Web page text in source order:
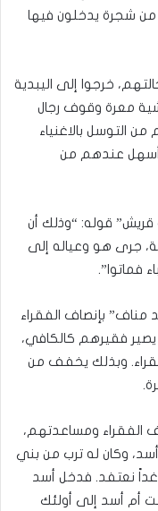
من شجرة يدخلون فيها
خرجوا إلى اليبدية
معرة وقوف رجال
التوسل بالاغنياء
أسهل عندهم من
قوله: “وذلك أن
جرى هو وعياله إلى
بإنصاف الفقراء
فقيرهم كالكافي،
وبذلك يخفف من
الفقراء ومساعدتهم،
أسد، وكان له ترب من بني
نعتفد. فدخل أسد
أم أسد إلى أولئك